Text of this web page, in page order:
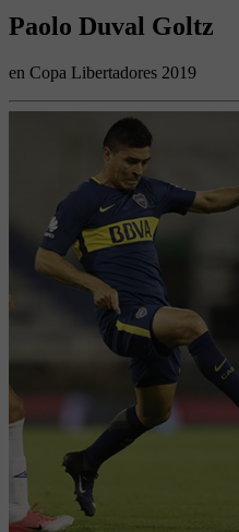
Paolo Duval Goltz
en Copa Libertadores 2019